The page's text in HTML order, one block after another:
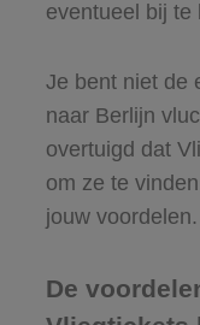
eventueel bij te
Je bent niet de
naar Berlijn
overtuigd dat
om ze te
jouw voordelen.
De